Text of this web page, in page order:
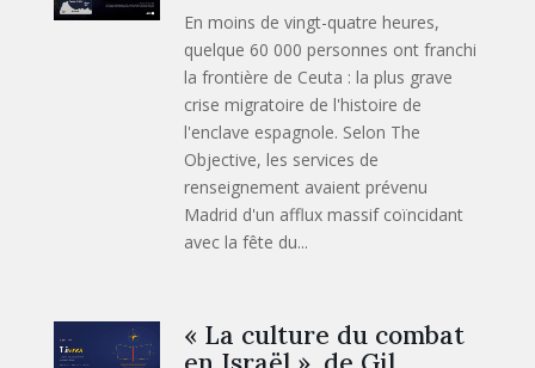
En moins de vingt-quatre heures,
quelque 60 000 personnes ont franchi
la frontière de Ceuta : la plus grave
crise migratoire de l'histoire de
l'enclave espagnole. Selon The
Objective, les services de
renseignement avaient prévenu
Madrid d'un afflux massif coïncidant
avec la fête du...
« La culture du combat